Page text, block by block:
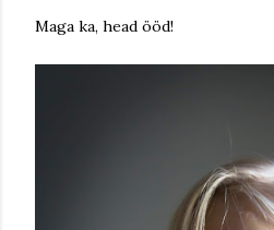
Maga ka, head ööd!